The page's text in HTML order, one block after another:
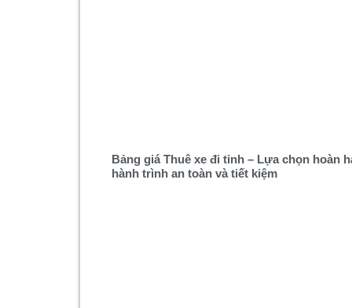
Bảng giá Thuê xe đi tỉnh – Lựa chọn hoàn
hành trình an toàn và tiết kiệm